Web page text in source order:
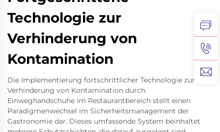
Technologie zur
Verhinderung von
Kontamination
Die Implementierung fortschrittlicher Technologie zur
Verhinderung von Kontamination durch
Einweghandschuhe im Restaurantbereich stellt einen
Paradigmenwechsel im Sicherheitsmanagement der
Gastronomie dar. Dieses umfassende System beinhaltet